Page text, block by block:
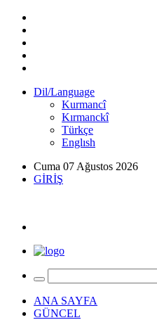
Dil/Language
Kurmancî
Kırmanckî
Türkçe
Englısh
Cuma 07 Ağustos 2026
GİRİŞ
ANA SAYFA
GÜNCEL